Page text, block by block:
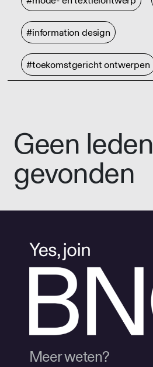
#information design
#toekomstgericht ontwerpen
Geen leden
gevonden
Meer weten?